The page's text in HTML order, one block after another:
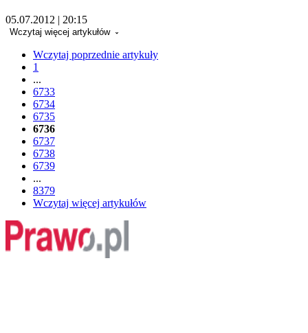
05.07.2012 | 20:15
Wczytaj więcej artykułów
Wczytaj poprzednie artykuły
1
...
6733
6734
6735
6736
6737
6738
6739
...
8379
Wczytaj więcej artykułów